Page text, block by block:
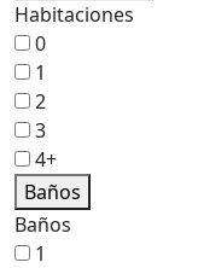
Habitaciones
0
1
2
3
4+
Baños
Baños
1